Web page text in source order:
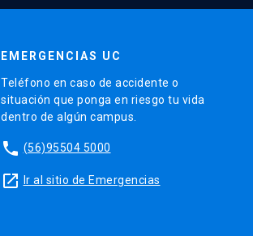
EMERGENCIAS UC
Teléfono en caso de accidente o
situación que ponga en riesgo tu vida
dentro de algún campus.
phone (56)95504 5000
launch Ir al sitio de Emergencias